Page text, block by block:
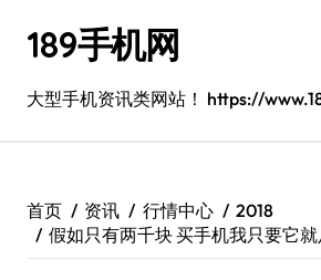
189手机网
大型手机资讯类网站！ https://
首页 资讯 行情中心
2018
假如只有两千块 买手机我只要它就